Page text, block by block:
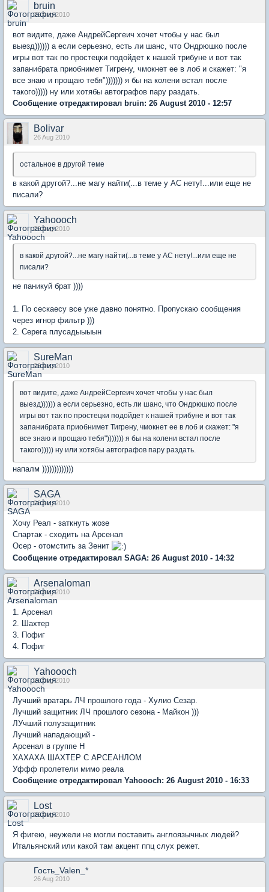
bruin
26 Aug 2010
вот видите, даже АндрейСергеич хочет чтобы у нас был
выезд)))))) а если серьезно, есть ли шанс, что Ондрюшко после
игры вот так по простецки подойдет к нашей трибуне и вот так
запанибрата приобнимет Тигрену, чмокнет ее в лоб и скажет: "я
все знаю и прощаю тебя"))))))) я бы на колени встал после
такого))))) ну или хотябы автографов пару раздать.
Сообщение отредактировал bruin: 26 August 2010 - 12:57
Bolivar
26 Aug 2010
остальное в другой теме
в какой другой?...не магу найти(...в теме у АС нету!...или еще не
писали?
Yahoooch
26 Aug 2010
в какой другой?...не магу найти(...в теме у АС нету!...или еще не
писали?
не паникуй брат ))))
1. По сескаесу все уже давно понятно. Пропускаю сообщения
через игнор фильтр )))
2. Серега плусадыыыын
SureMan
26 Aug 2010
вот видите, даже АндрейСергеич хочет чтобы у нас был
выезд)))))) а если серьезно, есть ли шанс, что Ондрюшко после
игры вот так по простецки подойдет к нашей трибуне и вот так
запанибрата приобнимет Тигрену, чмокнет ее в лоб и скажет: "я
все знаю и прощаю тебя"))))))) я бы на колени встал после
такого))))) ну или хотябы автографов пару раздать.
напалм )))))))))))))
SAGA
26 Aug 2010
Хочу Реал - заткнуть жозе
Спартак - сходить на Арсенал
Осер - отомстить за Зенит
Сообщение отредактировал SAGA: 26 August 2010 - 14:32
Arsenaloman
26 Aug 2010
1. Арсенал
2. Шахтер
3. Пофиг
4. Пофиг
Yahoooch
26 Aug 2010
Лучший вратарь ЛЧ прошлого года - Хулио Сезар.
Лучший защитник ЛЧ прошлого сезона - Майкон )))
ЛУчший полузащитник
Лучший нападающий -
Арсенал в группе H
ХАХАХА ШАХТЕР С АРСЕАНЛОМ
Уффф пролетели мимо реала
Сообщение отредактировал Yahoooch: 26 August 2010 - 16:33
Lost
26 Aug 2010
Я фигею, неужели не могли поставить англоязычных людей?
Итальянский или какой там акцент ппц слух режет.
Гость_Valen_*
26 Aug 2010